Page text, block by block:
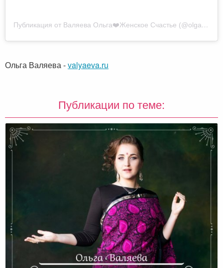
Публикация от Валяева Ольга❤️Женское Счастье (@olgavalyaeva)
Ольга Валяева-valyaeva.ru
Публикации по теме: